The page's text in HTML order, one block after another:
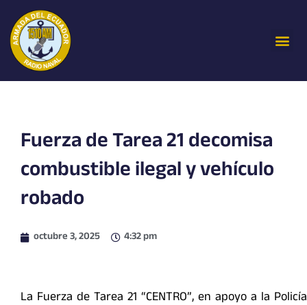
contenido
Fuerza de Tarea 21 decomisa
combustible ilegal y vehículo
robado
octubre 3, 2025 4:32 pm
La Fuerza de Tarea 21 “CENTRO”, en apoyo a la Policía